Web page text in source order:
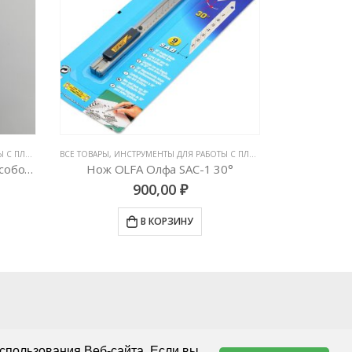
,НОЖИ И ЛЕЗВИЯ
Лезвия TAJIMA 30 градусов особо острые, черные 10шт
ВСЕ ТОВАРЫ, ИНСТРУМЕНТЫ ДЛЯ РАБОТЫ С ПЛЕНКАМИ
Нож OLFA Олфа SAC-1 30°
900,00 ₽
В КОРЗИНУ